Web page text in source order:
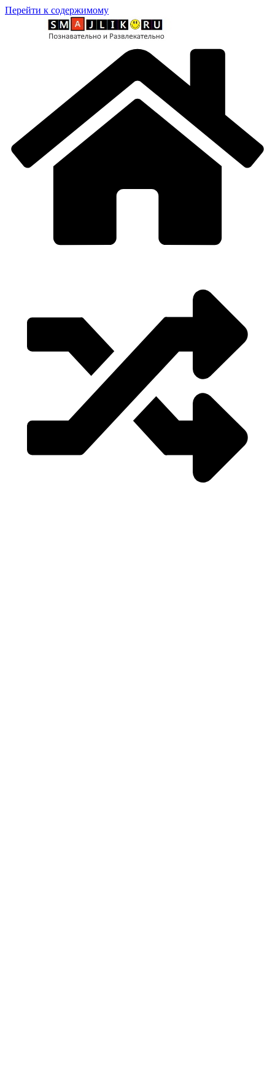
Перейти к содержимому